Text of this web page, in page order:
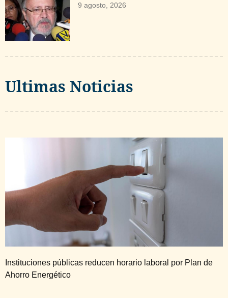
9 agosto, 2026
Ultimas Noticias
Instituciones públicas reducen horario laboral por Plan de
Ahorro Energético